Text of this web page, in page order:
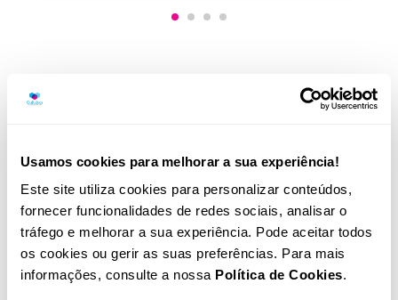
Usamos cookies para melhorar a sua experiência!
Este site utiliza cookies para personalizar conteúdos,
fornecer funcionalidades de redes sociais, analisar o
tráfego e melhorar a sua experiência. Pode aceitar todos
os cookies ou gerir as suas preferências. Para mais
informações, consulte a nossa Política de Cookies.
Serviços associados